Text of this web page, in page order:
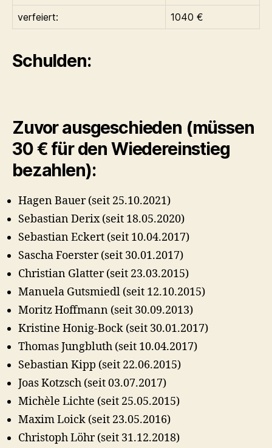
verfeiert:
1040 €
Schulden:
Zuvor ausgeschieden (müssen
30 € für den Wiedereinstieg
bezahlen):
Hagen Bauer (seit 25.10.2021)
Sebastian Derix (seit 18.05.2020)
Sebastian Eckert (seit 10.04.2017)
Sascha Foerster (seit 30.01.2017)
Christian Glatter (seit 23.03.2015)
Manuela Gutsmiedl (seit 12.10.2015)
Moritz Hoffmann (seit 30.09.2013)
Kristine Honig-Bock (seit 30.01.2017)
Thomas Jungbluth (seit 10.04.2017)
Sebastian Kipp (seit 22.06.2015)
Joas Kotzsch (seit 03.07.2017)
Michèle Lichte (seit 25.05.2015)
Maxim Loick (seit 23.05.2016)
Christoph Löhr (seit 31.12.2018)